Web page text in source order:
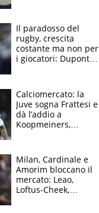
prove”
Il paradosso del
rugby, crescita
costante ma non per
i giocatori: Dupont
solo 1,4 milioni
all'anno
Calciomercato: la
Juve sogna Frattesi e
dà l’addio a
Koopmeiners,
scatenata
Milan, Cardinale e
Amorim bloccano il
mercato: Leao,
Loftus-Cheek,